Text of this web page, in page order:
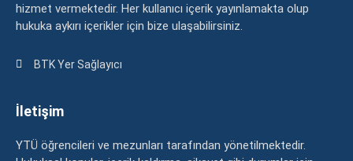
hizmet vermektedir. Her kullanıcı içerik yayınlamakta olup
hukuka aykırı içerikler için bize ulaşabilirsiniz.
BTK Yer Sağlayıcı
İletişim
YTÜ öğrencileri ve mezunları tarafından yönetilmektedir.